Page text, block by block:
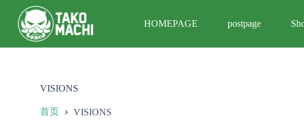
跳
过
内
容
HOMEPAGE postpage
VISIONS
首页 VISIONS